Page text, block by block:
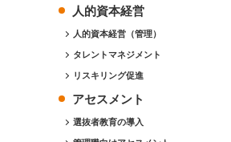
人的資本経営
人的資本経営（管理）
タレントマネジメント
リスキリング促進
アセスメント
選抜者教育の導入